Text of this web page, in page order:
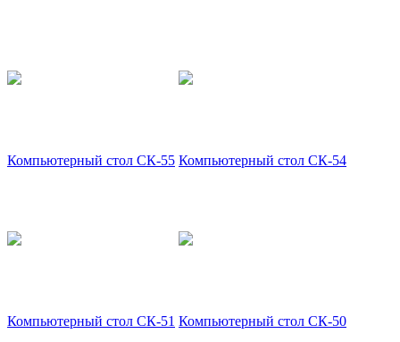
Компьютерный стол СК-55 Компьютерный стол СК-54
Компьютерный стол СК-51 Компьютерный стол СК-50